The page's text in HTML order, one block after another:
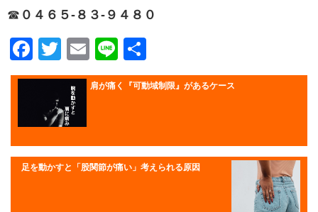
☎︎ ０４６５-８３-９４８０
Facebook
Twitter
Email
Line
有
肩が痛く『可動域制限』があるケース
足を動かすと「股関節が痛い」考えられる原因